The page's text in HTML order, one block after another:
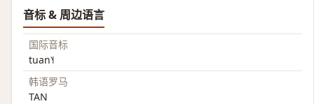
音标 & 周边语言
国际音标
tuan˥˧
韩语罗马
TAN